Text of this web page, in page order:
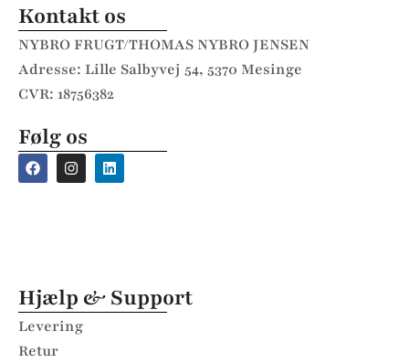
Kontakt os
NYBRO FRUGT/THOMAS NYBRO JENSEN
Adresse: Lille Salbyvej 54, 5370 Mesinge
CVR: 18756382
Følg os
Hjælp & Support
Levering
Retur